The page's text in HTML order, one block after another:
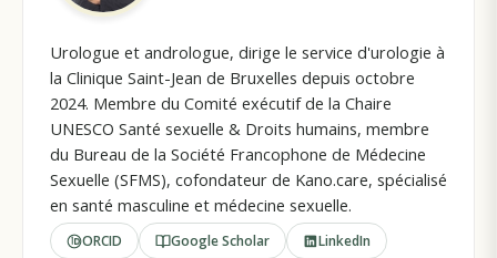
Urologue et andrologue, dirige le service d'urologie à
la Clinique Saint-Jean de Bruxelles depuis octobre
2024. Membre du Comité exécutif de la Chaire
UNESCO Santé sexuelle & Droits humains, membre
du Bureau de la Société Francophone de Médecine
Sexuelle (SFMS), cofondateur de Kano.care, spécialisé
en santé masculine et médecine sexuelle.
ORCID Google Scholar
LinkedIn